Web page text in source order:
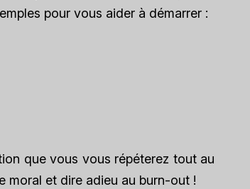
pour vous aider à démarrer :
que vous vous répéterez tout au
moral et dire adieu au burn-out !